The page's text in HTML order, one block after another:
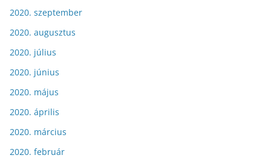
2020. szeptember
2020. augusztus
2020. július
2020. június
2020. május
2020. április
2020. március
2020. február